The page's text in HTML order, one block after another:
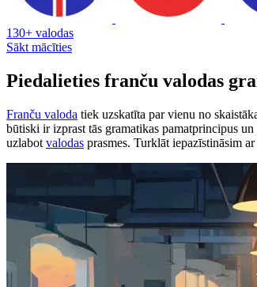
130+ valodas
Sākt mācīties
Piedalieties franču valodas
Franču valoda tiek uzskatīta par vienu no
būtiski ir izprast tās gramatikas pamatprincipus
uzlabot valodas prasmes. Turklāt iepazīstināsim